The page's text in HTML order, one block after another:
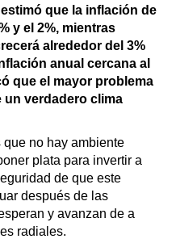
estimó que la inflación de
y el 2%, mientras
alrededor del 3%
anual cercana al
que el mayor problema
un verdadero clima
no hay ambiente
plata para invertir a
de que este
después de las
y avanzan de a
radiales.